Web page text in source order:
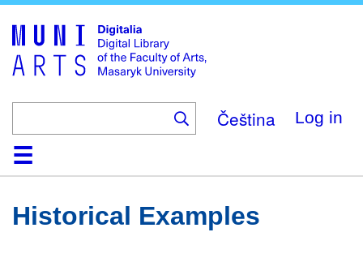
main
content
Čeština Log in
HomeCollections
Browse
Search
About
HelpContactDigitalia
Historical Examples